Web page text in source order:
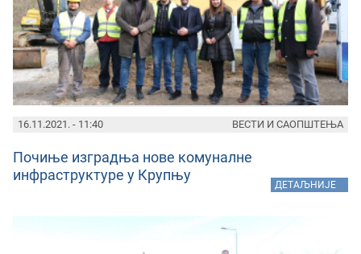
16.11.2021. - 11:40
Почиње изградња нове комуналне
инфраструктуре у Крупњу
ДЕТАЉНИЈЕ
ВЕСТИ И САОПШТЕЊА